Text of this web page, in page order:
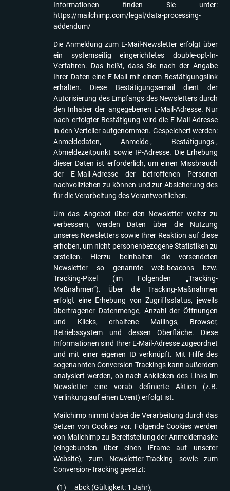
Informationen finden Sie unter:
https://mailchimp.com/legal/data-processing-
addendum/
Die Anmeldung zum E-Mail-Newsletter erfolgt über
ein systemseitig eingerichtetes double-opt-In-
Verfahren. Das heißt, dass Sie nach der Angabe
Ihrer Daten eine E-Mail mit einem Bestätigungslink
erhalten. Diese Bestätigungsemail dient der
Autorisierung des Empfangs des Newsletters durch
den Inhaber der angegebenen E-Mail-Adresse. Nur
nach erfolgter Bestätigung wird die E-Mail-Adresse
in den Verteiler aufgenommen. Gespeichert werden:
Anmeldedaten, Anmelde-, Bestätigungs-,
Abmeldezeitpunkt sowie IP-Adresse. Die Erhebung
dieser Daten ist erforderlich, um einen Missbrauch
der E-Mail-Adresse der betroffenen Personen
nachvollziehen zu können und zur Absicherung des
für die Verarbeitung des Verantwortlichen.
Um das Angebot über den Newsletter weiter zu
verbessern, werden Daten über die Nutzung
unseres Newsletters sowie Ihrer Reaktion auf diese
erhoben, um nicht personenbezogene Statistiken zu
erstellen. Hierzu beinhalten die versendeten
Newsletter so genannte web-beacons bzw.
Tracking-Pixel (im Folgenden „Tracking-
Maßnahmen“). Über die Tracking-Maßnahmen
erfolgt eine Erhebung von Zugriffsstatus, jeweils
übertragener Datenmenge, Anzahl der Öffnungen
und Klicks, erhaltene Mailings, Browser,
Betriebssystem und dessen Oberfläche. Diese
Informationen sind Ihrer E-Mail-Adresse zugeordnet
und mit einer eigenen ID verknüpft. Mit Hilfe des
sogenannten Conversion-Trackings kann außerdem
analysiert werden, ob nach Anklicken des Links im
Newsletter eine vorab definierte Aktion (z.B.
Verlinkung auf einen Event) erfolgt ist.
Mailchimp nimmt dabei die Verarbeitung durch das
Setzen von Cookies vor. Folgende Cookies werden
von Mailchimp zu Bereitstellung der Anmeldemaske
(eingebunden über einen iFrame auf unserer
Website), zum Newsletter-Tracking sowie zum
Conversion-Tracking gesetzt:
_abck (Gültigkeit: 1 Jahr),